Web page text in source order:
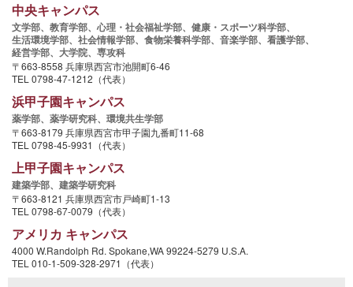
中央キャンパス
文学部、 教育学部、 心理・社会福祉学部、 健康・スポーツ科学部、
生活環境学部、 社会情報学部、 食物栄養科学部、 音楽学部、 看護学部、
経営学部、 大学院、 専攻科
〒663-8558 兵庫県西宮市池開町6-46
TEL 0798-47-1212（代表）
浜甲子園キャンパス
薬学部、 薬学研究科、 環境共生学部
〒663-8179 兵庫県西宮市甲子園九番町11-68
TEL 0798-45-9931（代表）
上甲子園キャンパス
建築学部、 建築学研究科
〒663-8121 兵庫県西宮市戸崎町1-13
TEL 0798-67-0079（代表）
アメリカ キャンパス
4000 W.Randolph Rd. Spokane,WA 99224-5279 U.S.A.
TEL 010-1-509-328-2971（代表）